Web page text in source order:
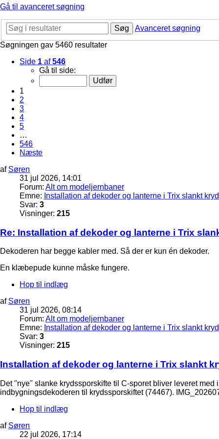
Gå til avanceret søgning
Søg
Avanceret søgning
Søgningen gav 5460 resultater
Side 1 af546
Gå til side:
1
2
3
4
5
…
546
Næste
af Søren
31 jul 2026, 14:01
Forum: Alt om modeljernbaner
Emne: Installation af dekoder og lanterne i Trix slankt
Svar: 3
Visninger: 215
Re: Installation af dekoder og lanterne i Trix
Dekoderen har begge kabler med. Så der er kun én dekoder.
En klæbepude kunne måske fungere.
Hop til indlæg
af Søren
31 jul 2026, 08:14
Forum: Alt om modeljernbaner
Emne: Installation af dekoder og lanterne i Trix slankt
Svar: 3
Visninger: 215
Installation af dekoder og lanterne i Trix slankt
Det "nye" slanke krydssporskifte til C-sporet bliver leveret
indbygningsdekoderen til krydssporskiftet (74467).
Hop til indlæg
af Søren
22 jul 2026, 17:14